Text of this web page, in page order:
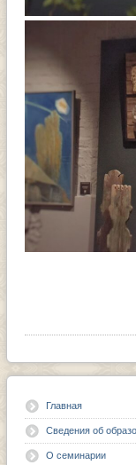
Главная
Сведения об
О семинарии